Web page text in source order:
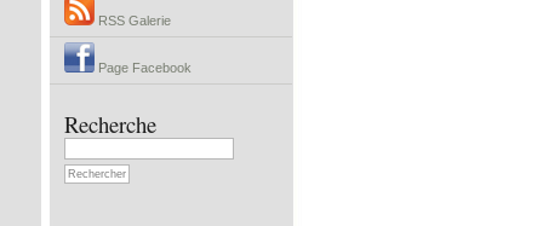
RSS Galerie
Page Facebook
Recherche